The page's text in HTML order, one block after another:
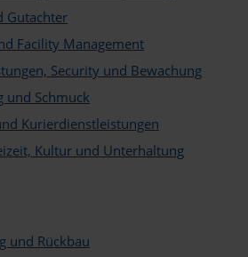
Gutachter
Facility Management
Security und Bewachung
und Schmuck
Kurierdienstleistungen
Kultur und Unterhaltung
und Rückbau